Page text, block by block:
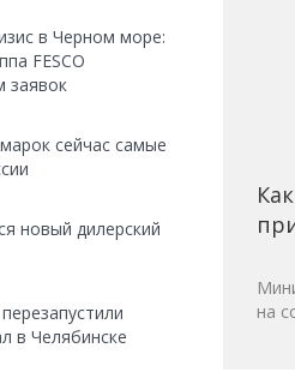
в Черном море:
FESCO
заявок
сейчас самые
новый дилерский
в Челябинске
на